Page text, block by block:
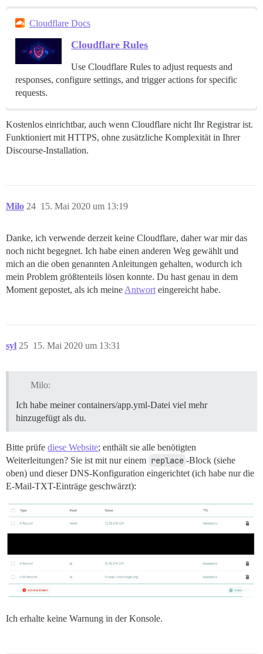
Cloudflare Docs
Cloudflare Rules
Use Cloudflare Rules to adjust requests and
responses, configure settings, and trigger actions for specific
requests.
Kostenlos einrichtbar, auch wenn Cloudflare nicht Ihr Registrar ist.
Funktioniert mit HTTPS, ohne zusätzliche Komplexität in Ihrer
Discourse-Installation.
Milo 15. Mai 2020 um 13:19
24
Danke, ich verwende derzeit keine Cloudflare, daher war mir das
noch nicht begegnet. Ich habe einen anderen Weg gewählt und
mich an die oben genannten Anleitungen gehalten, wodurch ich
mein Problem größtenteils lösen konnte. Du hast genau in dem
Moment gepostet, als ich meine Antwort eingereicht habe.
syl 15. Mai 2020 um 13:31
25
Milo:
Ich habe meiner containers/app.yml-Datei viel mehr
hinzugefügt als du.
Bitte prüfe diese Website; enthält sie alle benötigten
Weiterleitungen? Sie ist mit nur einem replace -Block (siehe
oben) und dieser DNS-Konfiguration eingerichtet (ich habe nur die
E-Mail-TXT-Einträge geschwärzt):
Ich erhalte keine Warnung in der Konsole.